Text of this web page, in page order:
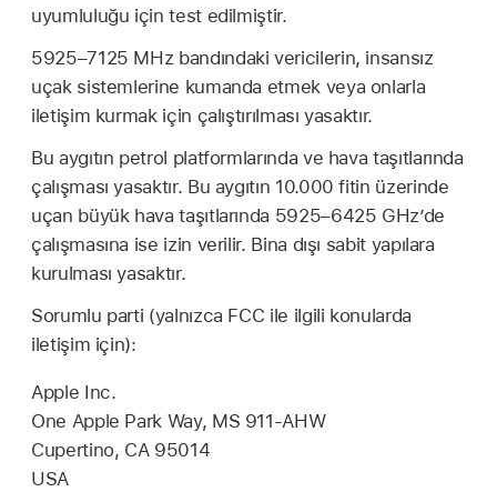
uyumluluğu için test edilmiştir.
5925–7125 MHz bandındaki vericilerin, insansız
uçak sistemlerine kumanda etmek veya onlarla
iletişim kurmak için çalıştırılması yasaktır.
Bu aygıtın petrol platformlarında ve hava taşıtlarında
çalışması yasaktır. Bu aygıtın 10.000 fitin üzerinde
uçan büyük hava taşıtlarında 5925–6425 GHz’de
çalışmasına ise izin verilir. Bina dışı sabit yapılara
kurulması yasaktır.
Sorumlu parti (yalnızca FCC ile ilgili konularda
iletişim için):
Apple Inc.
One Apple Park Way, MS 911-AHW
Cupertino, CA 95014
USA